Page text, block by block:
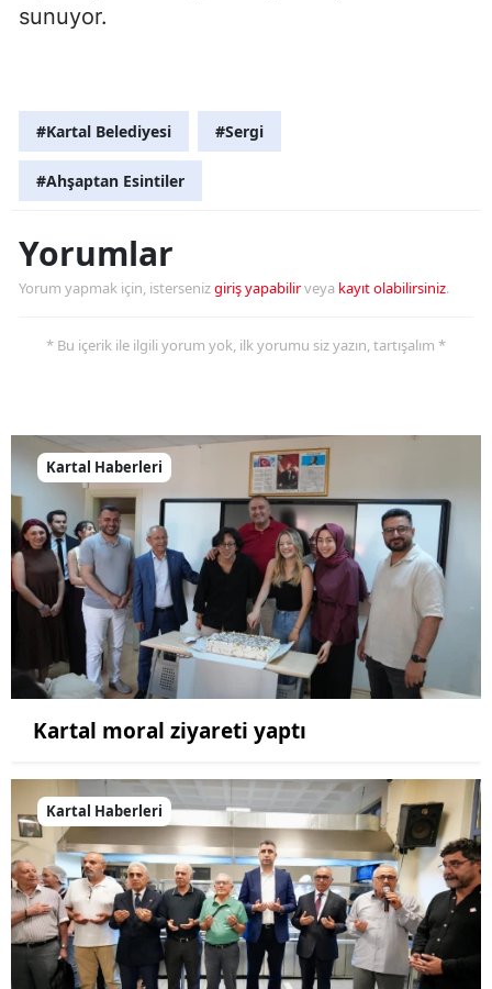
sunuyor.
#Kartal Belediyesi #Sergi
#Ahşaptan Esintiler
Yorumlar
Yorum yapmak için, istersenizgiriş yapabilirveya kayıt olabilirsiniz.
* Bu içerik ile ilgili yorum yok, ilk yorumu siz yazın, tartışalım *
Kartal Haberleri
Kartal moral ziyareti yaptı
Kartal Haberleri